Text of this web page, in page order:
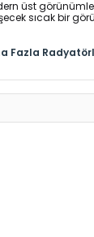
üst
sıcak bir
Fazla